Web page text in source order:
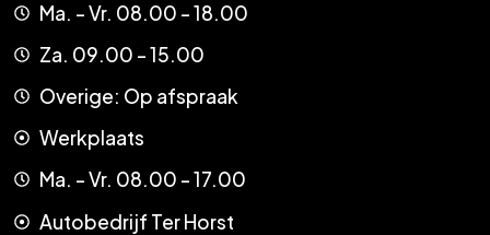
Autobedrijf Ter Horst
Ma. - Vr. 08.00 - 18.00
Za. 09.00 - 15.00
Overige: Op afspraak
Werkplaats
Ma. - Vr. 08.00 - 17.00